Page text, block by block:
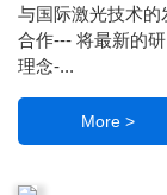
与国际激光技术
合作--- 将最新的
理念-...
More >